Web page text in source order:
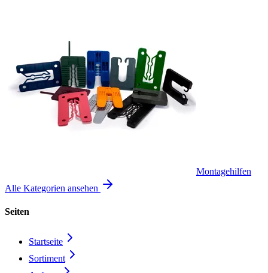
Montagehilfen
Alle Kategorien ansehen
Seiten
Startseite
Sortiment